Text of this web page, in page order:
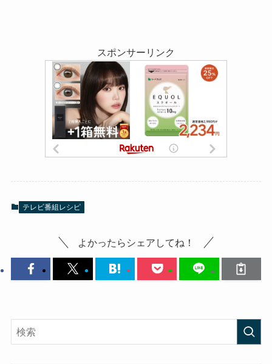
スポンサーリンク
テレビ番組レシピ
よかったらシェアしてね！